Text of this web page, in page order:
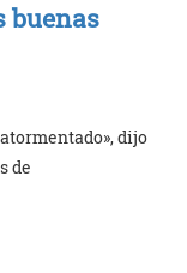
buenas
dijo
de